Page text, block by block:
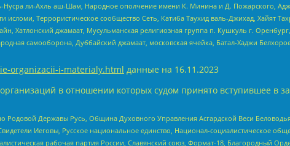
Нусра ли-Ахль аш-Шам, Народное ополчение имени К. Минина и Д. Пожарского,
исломи, Террористическое сообщество Сеть, Катиба Таухид валь-Джихад, Хайят
Хатлонский джамаат, Мусульманская религиозная группа п. Кушкуль г.
самооборона, Дуббайский джамаат, московская ячейка, Батал-Хаджи
organizacii-i-materialy.html данные на 16.11.2023
в отношении которых судом принято вступившее в
Родовой Державы Русь, Община Духовного Управления Асгардской Веси
Иеговы, Русское национальное единство, Национал-социалистическое
рабочая партия России, Славянский союз, Формат-18, Благородный